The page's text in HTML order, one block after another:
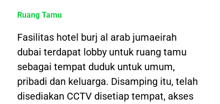
Ruang Tamu
Fasilitas hotel burj al arab jumaeirah
dubai terdapat lobby untuk ruang tamu
sebagai tempat duduk untuk umum,
pribadi dan keluarga. Disamping itu, telah
disediakan CCTV disetiap tempat, akses